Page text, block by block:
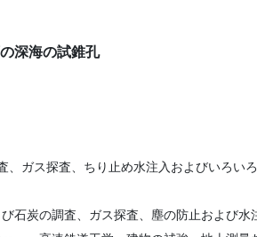
深海の試錐孔
、ガス探査、ちり止め水注入およびいろい
石炭の調査、ガス探査、塵の防止および水